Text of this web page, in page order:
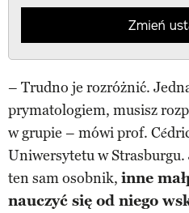
Zmień
– Trudno je rozróżnić.
prymatologiem, musisz
w grupie – mówi prof.
Uniwersytetu w
ten sam osobnik, inne
nauczyć się od niego